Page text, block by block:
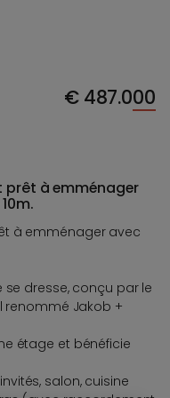
€487.000
prêt à emménager
à emménager avec
se dresse, conçu par le
Jakob +
étage et bénéficie
salon, cuisine